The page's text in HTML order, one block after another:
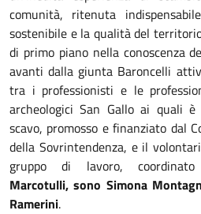
comunità, ritenuta
sostenibile e la qualità del
di primo piano nella conoscenza
avanti dalla giunta Baroncelli
tra i professionisti e le
archeologici San Gallo ai quali
scavo, promosso e finanziato dal
della Sovrintendenza, e il
gruppo di lavoro, coordinato
Marcotulli, sono Simona
Ramerini.